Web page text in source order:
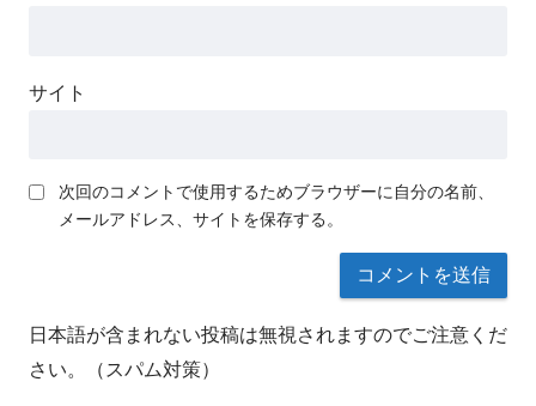
サイト
次回のコメントで使用するためブラウザーに自分の名前、
メールアドレス、サイトを保存する。
日本語が含まれない投稿は無視されますのでご注意くだ
さい。（スパム対策）